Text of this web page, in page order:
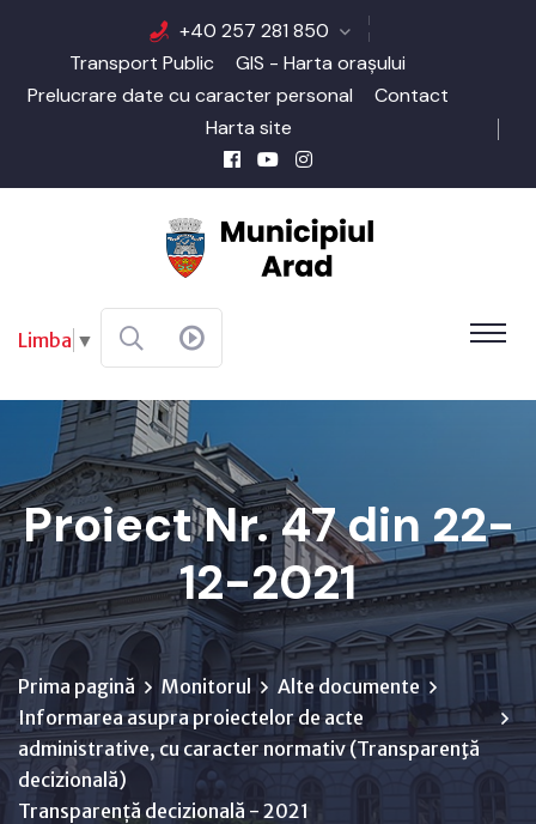
+40 257 281 850
Transport Public
GIS - Harta orașului
Prelucrare date cu caracter personal
Contact
Harta site
Limba ▼
Proiect Nr. 47 din 22-
12-2021
Prima pagină Monitorul
Alte documente
Informarea asupra proiectelor de acte
administrative, cu caracter normativ (Transparenţă
decizională)
Transparență decizională - 2021